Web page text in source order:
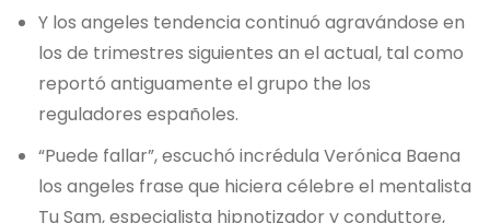
Y los angeles tendencia continuó agravándose en
los de trimestres siguientes an el actual, tal como
reportó antiguamente el grupo the los
reguladores españoles.
“Puede fallar”, escuchó incrédula Verónica Baena
los angeles frase que hiciera célebre el mentalista
Tu Sam, especialista hipnotizador y conduttore,